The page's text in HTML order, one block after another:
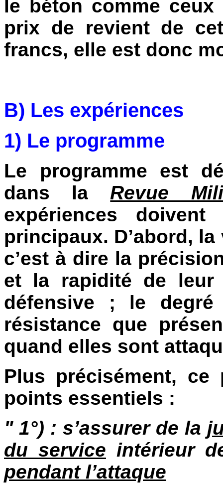
le béton comme
prix de revient de
francs, elle est donc
B) Les expériences
1) Le programme
Le programme est
dans la Revue
expériences
principaux. D’abord,
c’est à dire la
et la rapidité de leur
défensive ; le
résistance que
quand elles sont
Plus précisément, ce
points essentiels :
" 1°) : s’assurer de la
du service intérieur
pendant l’attaque